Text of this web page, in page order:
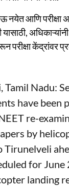
नयेत आणि परीक्षा
यासाठी,
परीक्षा केंद्रांवर
Tamil Nadu:
have been
re-
by
Tirunelveli
for June
landing